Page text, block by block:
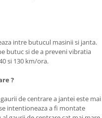
intre butucul masinii si janta.
butuc si de a preveni vibratia
si 130 km/ora.
?
de centrare a jantei este mai
intentioneaza a fi montate